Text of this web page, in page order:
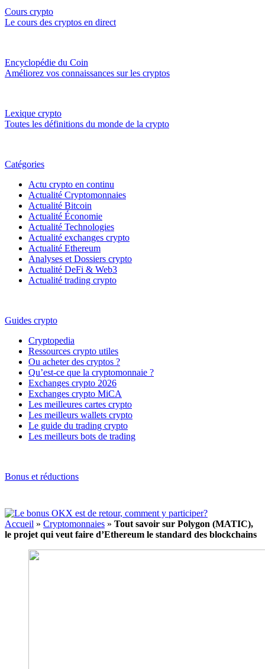
Cours crypto
Le cours des cryptos en direct
Encyclopédie du Coin
Améliorez vos connaissances sur les cryptos
Lexique crypto
Toutes les définitions du monde de la crypto
Catégories
Actu crypto en continu
Actualité Cryptomonnaies
Actualité Bitcoin
Actualité Économie
Actualité Technologies
Actualité exchanges crypto
Actualité Ethereum
Analyses et Dossiers crypto
Actualité DeFi & Web3
Actualité trading crypto
Guides crypto
Cryptopedia
Ressources crypto utiles
Ou acheter des cryptos ?
Qu’est-ce que la cryptomonnaie ?
Exchanges crypto 2026
Exchanges crypto MiCA
Les meilleures cartes crypto
Les meilleurs wallets crypto
Le guide du trading crypto
Les meilleurs bots de trading
Bonus et réductions
Accueil » Cryptomonnaies » Tout savoir sur Polygon (MATIC),
le projet qui veut faire d’Ethereum le standard des blockchains